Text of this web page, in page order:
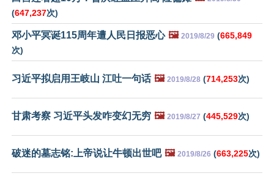
(647,237次)
邓小平冥诞115周年遭人民日报恶心 🖼️ 2019/8/29 (665,849
次)
习近平拟启用王岐山 江吐一句话 🖼️ 2019/8/28 (714,253次)
甘肃考察 习近平头发咋变幻无穷 🖼️ 2019/8/27 (445,529次)
破迷的墓志铭:上帝说让牛顿出世吧 🖼️ 2019/8/26 (663,225次)